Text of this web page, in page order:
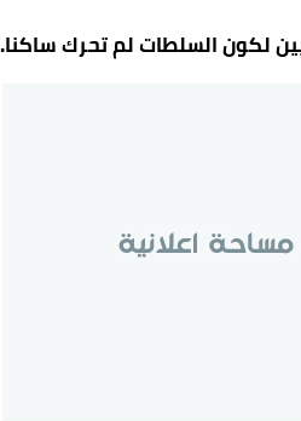
لكون السلطات لم تحرك ساكنا.